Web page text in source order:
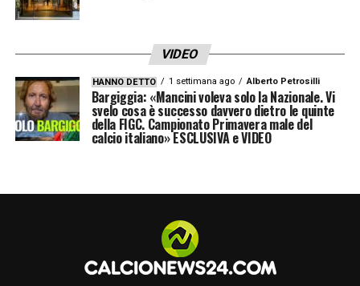
VIDEO
HANNO DETTO 1 settimana ago Alberto Petrosilli
Bargiggia: «Mancini voleva solo la Nazionale. Vi
svelo cosa è successo davvero dietro le quinte
della FIGC. Campionato Primavera male del
calcio italiano» ESCLUSIVA e VIDEO